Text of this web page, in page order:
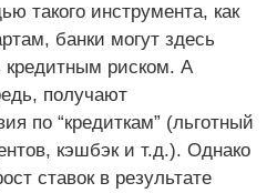
такого инструмента, как
банки могут здесь
кредитным риском. А
получают
по “кредиткам” (льготный
кэшбэк и т.д.). Однако
ставок в результате